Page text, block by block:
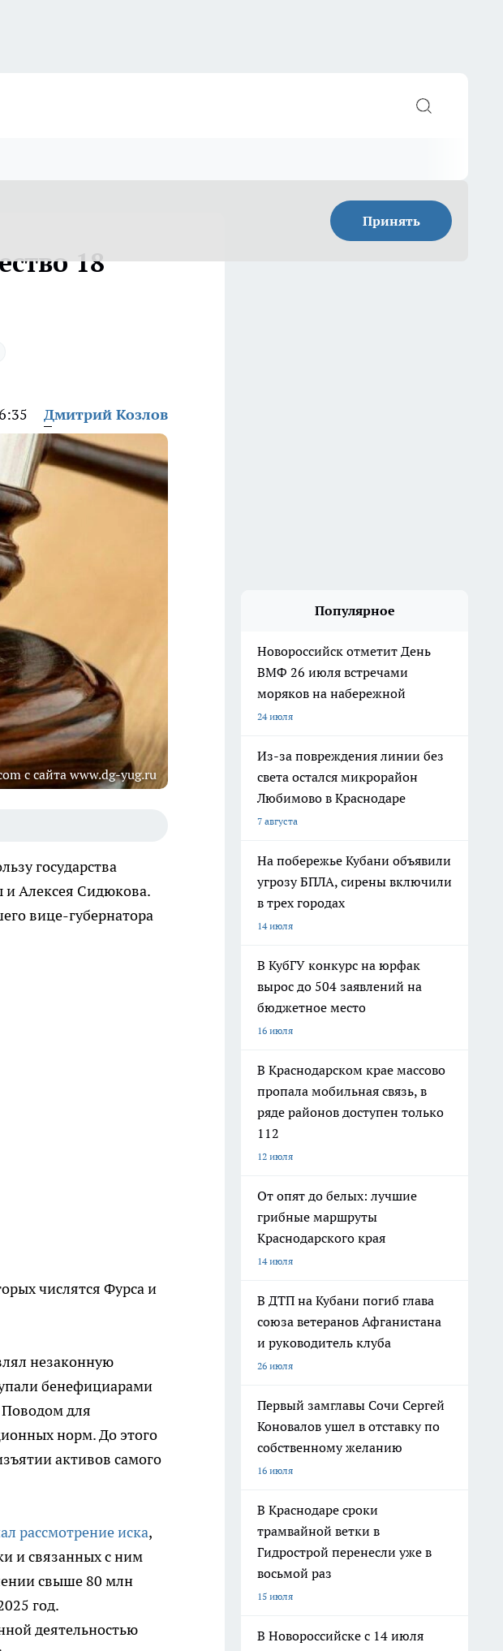
Принять
18
Дмитрий Козлов
с сайта www.dg-yug.ru
государства
и Алексея Сидюкова.
вице-губернатора
числятся Фурса и
незаконную
бенефициарами
для
норм. До этого
активов самого
рассмотрение иска,
и связанных с ним
свыше 80 млн
год.
деятельностью
Популярное
Новороссийск отметит День
ВМФ 26 июля встречами
моряков на набережной
24 июля
Из-за повреждения линии без
света остался микрорайон
Любимово в Краснодаре
7 августа
На побережье Кубани объявили
угрозу БПЛА, сирены включили
в трех городах
14 июля
В КубГУ конкурс на юрфак
вырос до 504 заявлений на
бюджетное место
16 июля
В Краснодарском крае массово
пропала мобильная связь, в
ряде районов доступен только
112
12 июля
От опят до белых: лучшие
грибные маршруты
Краснодарского края
14 июля
В ДТП на Кубани погиб глава
союза ветеранов Афганистана
и руководитель клуба
26 июля
Первый замглавы Сочи Сергей
Коновалов ушел в отставку по
собственному желанию
16 июля
В Краснодаре сроки
трамвайной ветки в
Гидрострой перенесли уже в
восьмой раз
15 июля
В Новороссийске с 14 июля